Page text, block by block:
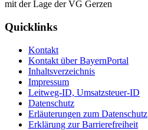
Quicklinks
Kontakt
Kontakt über BayernPortal
Inhaltsverzeichnis
Impressum
Leitweg-ID, Umsatzsteuer-ID
Datenschutz
Erläuterungen zum Datenschutz
Erklärung zur Barrierefreiheit